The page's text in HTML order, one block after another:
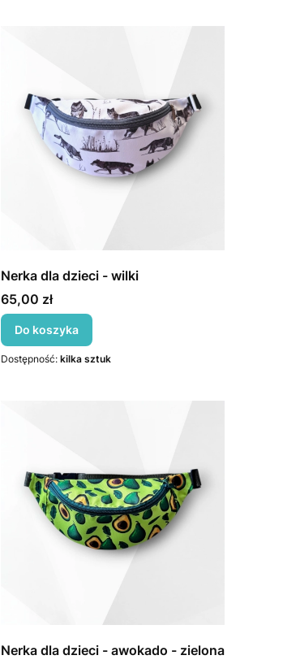
Nerka dla dzieci - wilki
Cena
65,00 zł
Do koszyka
Dostępność: kilka sztuk
Nerka dla dzieci - awokado - zielona